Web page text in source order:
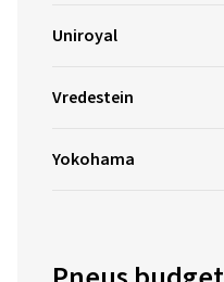
Uniroyal
Vredestein
Yokohama